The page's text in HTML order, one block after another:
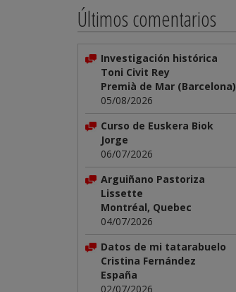
Últimos comentarios
Investigación histórica
Toni Civit Rey
Premià de Mar (Barcelona)
05/08/2026
Curso de Euskera Biok
Jorge
06/07/2026
Arguiñano Pastoriza
Lissette
Montréal, Quebec
04/07/2026
Datos de mi tatarabuelo
Cristina Fernández
España
02/07/2026